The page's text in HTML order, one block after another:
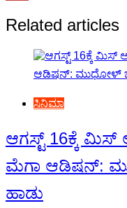
navigation
Related articles
ಸಿನಿಮಾ
ಆಗಸ್ಟ್ 16ಕ್ಕೆ
ಮೆಗಾ ಆಡಿಷನ್:
ಹಾಡು